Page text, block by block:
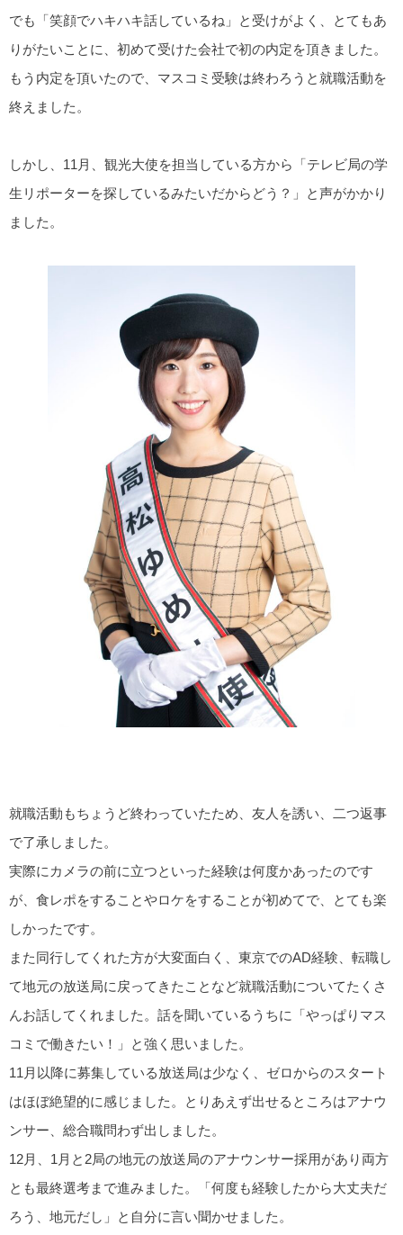
でも「笑顔でハキハキ話しているね」と受けがよく、とてもあ
りがたいことに、初めて受けた会社で初の内定を頂きました。
もう内定を頂いたので、マスコミ受験は終わろうと就職活動を
終えました。
しかし、11月、観光大使を担当している方から「テレビ局の学
生リポーターを探しているみたいだからどう？」と声がかかり
ました。
就職活動もちょうど終わっていたため、友人を誘い、二つ返事
で了承しました。
実際にカメラの前に立つといった経験は何度かあったのです
が、食レポをすることやロケをすることが初めてで、とても楽
しかったです。
また同行してくれた方が大変面白く、東京でのAD経験、転職し
て地元の放送局に戻ってきたことなど就職活動についてたくさ
んお話してくれました。話を聞いているうちに「やっぱりマス
コミで働きたい！」と強く思いました。
11月以降に募集している放送局は少なく、ゼロからのスタート
はほぼ絶望的に感じました。とりあえず出せるところはアナウ
ンサー、総合職問わず出しました。
12月、1月と2局の地元の放送局のアナウンサー採用があり両方
とも最終選考まで進みました。「何度も経験したから大丈夫だ
ろう、地元だし」と自分に言い聞かせました。